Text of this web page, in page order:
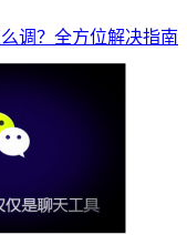
调？全方位解决指南